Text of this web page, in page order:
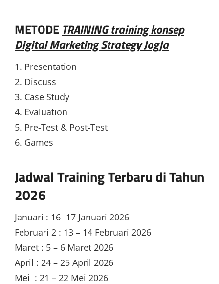
METODE TRAINING training konsep
Digital Marketing Strategy Jogja
1. Presentation
2. Discuss
3. Case Study
4. Evaluation
5. Pre-Test & Post-Test
6. Games
Jadwal Training Terbaru di Tahun
2026
Januari : 16 -17 Januari 2026
Februari 2 : 13 – 14 Februari 2026
Maret : 5 – 6 Maret 2026
April : 24 – 25 April 2026
Mei : 21 – 22 Mei 2026